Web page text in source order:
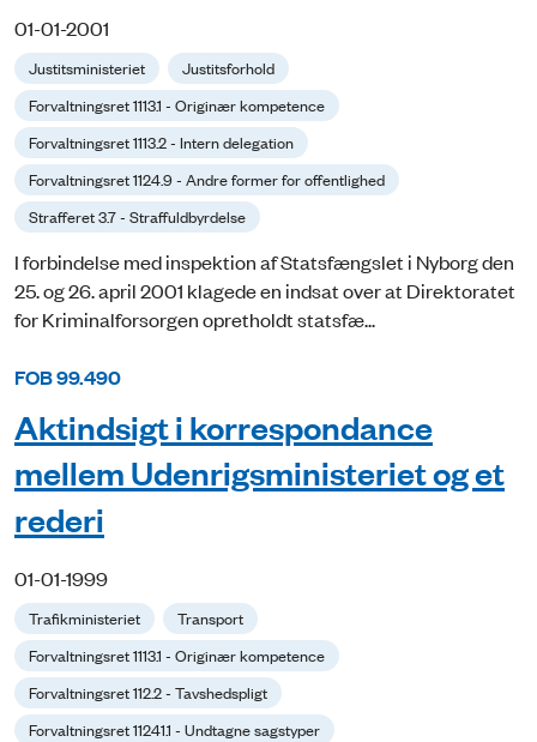
01-01-2001
Justitsministeriet
Justitsforhold
Forvaltningsret 1113.1 - Originær kompetence
Forvaltningsret 1113.2 - Intern delegation
Forvaltningsret 1124.9 - Andre former for offentlighed
Strafferet 3.7 - Straffuldbyrdelse
I forbindelse med inspektion af Statsfængslet i Nyborg den
25. og 26. april 2001 klagede en indsat over at Direktoratet
for Kriminalforsorgen opretholdt statsfæ...
FOB 99.490
Aktindsigt i korrespondance
mellem Udenrigsministeriet og et
rederi
01-01-1999
Trafikministeriet
Transport
Forvaltningsret 1113.1 - Originær kompetence
Forvaltningsret 112.2 - Tavshedspligt
Forvaltningsret 11241.1 - Undtagne sagstyper